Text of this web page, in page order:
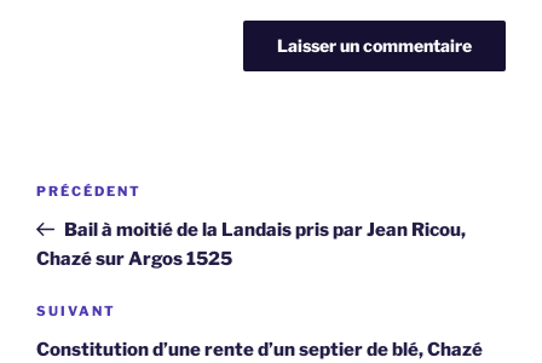
Navigation
l’article
Article
précédent
PRÉCÉDENT
Bail à moitié de la Landais pris par Jean Ricou,
Chazé sur Argos 1525
Article
suivant
SUIVANT
Constitution d’une rente d’un septier de blé, Chazé